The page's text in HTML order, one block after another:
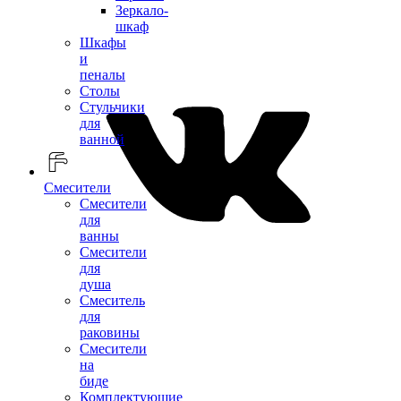
Зеркало-
шкаф
Шкафы
и
пеналы
Столы
Стульчики
для
ванной
Смесители
Смесители
для
ванны
Смесители
для
душа
Смеситель
для
раковины
Смесители
на
биде
Комплектующие